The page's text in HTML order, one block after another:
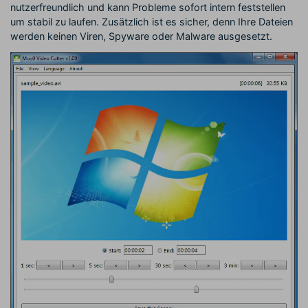
nutzerfreundlich und kann Probleme sofort intern feststellen
um stabil zu laufen. Zusätzlich ist es sicher, denn Ihre Dateien
werden keinen Viren, Spyware oder Malware ausgesetzt.